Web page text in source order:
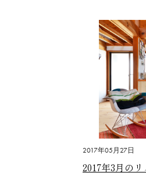
2017年05月27日
2017年3月の